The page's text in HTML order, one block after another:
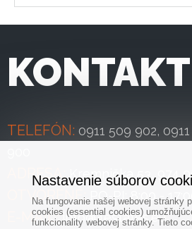
KONTAKT
TELEFÓN: 0911 509 902,
ADRESA: Kremnička 53, 974
OTVORENÉ: PO-PI: 8:00 - 17:00
E-MAIL: info@4estates.eu
Nastavenie súborov
Na fungovanie našej webovej stránky
cookies (essential cookies)
funkcionality webovej stránky. Tieto